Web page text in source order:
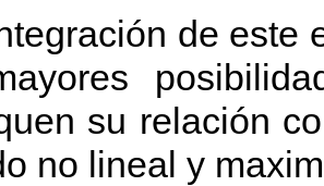
de este
su relación
no lineal y